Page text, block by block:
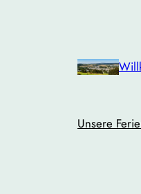
Unsere